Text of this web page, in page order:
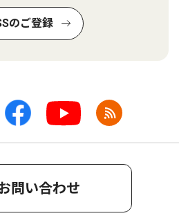
のご登録
問い合わせ